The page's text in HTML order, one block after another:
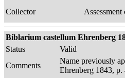
Collector
Biblarium castellum Ehrenberg
Status
Valid
Comments
Name previously
Ehrenberg 1843,